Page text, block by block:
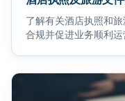
了解有关酒店执照和
合规并促进业务顺利